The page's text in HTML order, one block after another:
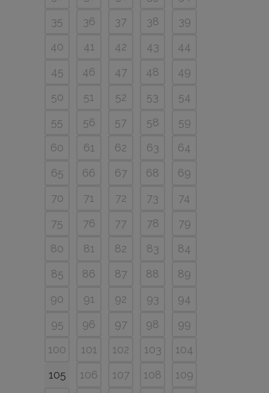
35
36 37 38
39
40
41 42 43
44
45
46 47 48
49
50
51 52 53
54
55
56 57 58
59
60
61 62 63
64
65
66 67 68
69
70
71 72 73
74
75
76 77 78
79
80
81 82 83
84
85
86 87 88
89
90
91 92 93
94
95
96 97 98
99
100
101 102 103
104
105
106 107 108
109